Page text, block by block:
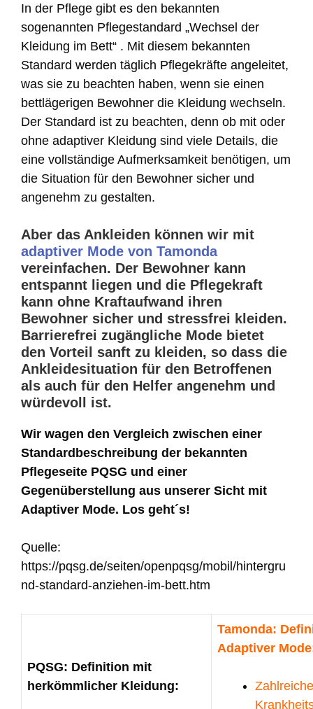
In der Pflege gibt es den bekannten
sogenannten Pflegestandard „Wechsel der
Kleidung im Bett“ . Mit diesem bekannten
Standard werden täglich Pflegekräfte angeleitet,
was sie zu beachten haben, wenn sie einen
bettlägerigen Bewohner die Kleidung wechseln.
Der Standard ist zu beachten, denn ob mit oder
ohne adaptiver Kleidung sind viele Details, die
eine vollständige Aufmerksamkeit benötigen, um
die Situation für den Bewohner sicher und
angenehm zu gestalten.
Aber das Ankleiden können wir mit
adaptiver Mode von Tamonda
vereinfachen. Der Bewohner kann
entspannt liegen und die Pflegekraft
kann ohne Kraftaufwand ihren
Bewohner sicher und stressfrei kleiden.
Barrierefrei zugängliche Mode bietet
den Vorteil sanft zu kleiden, so dass die
Ankleidesituation für den Betroffenen
als auch für den Helfer angenehm und
würdevoll ist.
Wir wagen den Vergleich zwischen einer
Standardbeschreibung der bekannten
Pflegeseite PQSG und einer
Gegenüberstellung aus unserer Sicht mit
Adaptiver Mode. Los geht´s!
Quelle:
https://pqsg.de/seiten/openpqsg/mobil/hintergru
nd-standard-anziehen-im-bett.htm
PQSG: Definition mit
herkömmlicher Kleidung:
Tamonda:
Adaptiver
Zahlreiche